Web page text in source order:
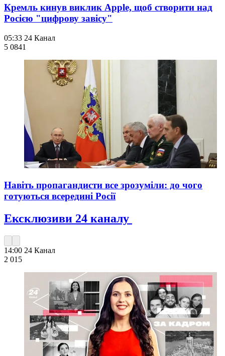
Кремль кинув виклик Apple, щоб створити над
Росією "цифрову завісу"
05:33 24 Канал
5 0841
Навіть пропагандисти все зрозуміли: до чого
готуються всередині Росії
Ексклюзиви 24 каналу
14:00 24 Канал
2 015